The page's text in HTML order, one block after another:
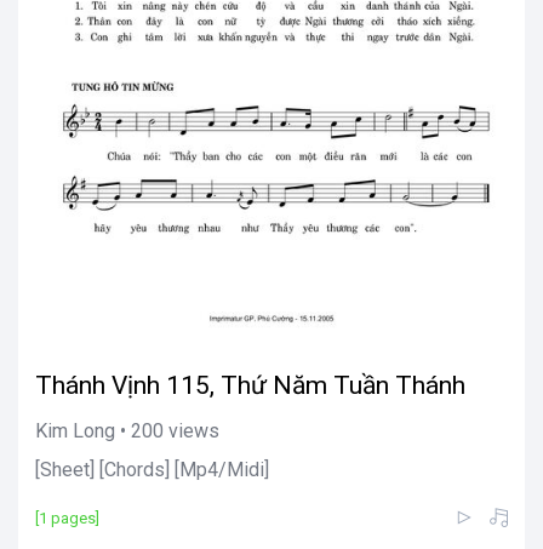
Thánh Vịnh 115, Thứ Năm Tuần Thánh
Kim Long • 200 views
[Sheet] [Chords] [Mp4/Midi]
[1 pages]